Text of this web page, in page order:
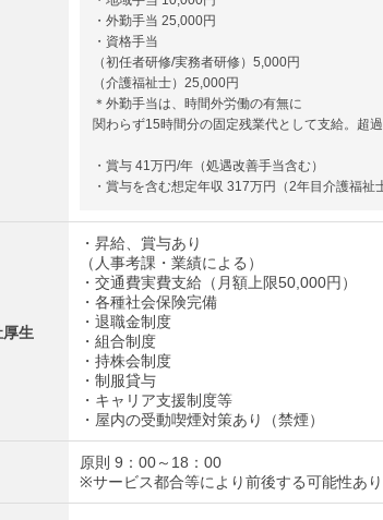
・外勤手当 25,000円
・資格手当
（初任者研修/実務者研修）5,000円
（介護福祉士）25,000円
＊外勤手当は、時間外労働の有無に
関わらず15時間分の固定残業代として支給。超
・賞与 41万円/年（処遇改善手当含む）
・賞与を含む想定年収 317万円（2年目介護福祉
生
・昇給、賞与あり
（人事考課・業績による）
・交通費実費支給（月額上限50,000円）
・各種社会保険完備
・退職金制度
・組合制度
・持株会制度
・制服貸与
・キャリア支援制度等
・屋内の受動喫煙対策あり（禁煙）
原則 9：00～18：00
※サービス都合等により前後する可能性あり